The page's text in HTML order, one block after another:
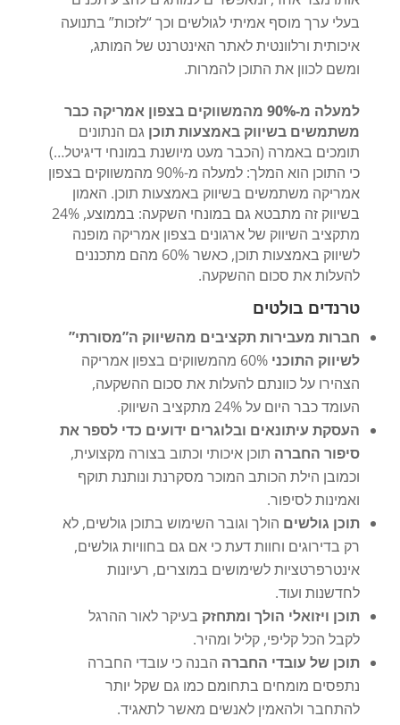
בעלי ערך מוסף אמיתי לגולשים וכך “לזכות” בתנועה
איכותית ורלוונטית לאתר האינטרנט של המותג,
ומשם לכוון את התוכן להמרות.
למעלה מ-90% מהמשווקים בצפון אמריקה כבר
משתמשים בשיווק באמצעות תוכן גם הנתונים
תומכים באמרה (הכבר מעט מיושנת במונחי דיגיטל…)
כי התוכן הוא המלך: למעלה מ-90% מהמשווקים בצפון
אמריקה משתמשים בשיווק באמצעות תוכן. האמון
בשיווק זה מתבטא גם במונחי השקעה: בממוצע, 24%
מתקציב השיווק של ארגונים בצפון אמריקה מופנה
לשיווק באמצעות תוכן, כאשר 60% מהם מתכננים
להעלות את סכום ההשקעה.
טרנדים בולטים
חברות מעבירות תקציבים מהשיווק ה”מסורתי”
לשיווק התוכני
60% מהמשווקים בצפון אמריקה
הצהירו על כוונתם להעלות את סכום ההשקעה,
העומד כבר היום על 24% מתקציב השיווק.
העסקת עיתונאים ובלוגרים ידועים כדי לספר את
סיפור החברה תוכן איכותי וכתוב בצורה מקצועית,
וכמובן הילת הכותב המוכר מסקרנת ונותנת תוקף
ואמינות לסיפור.
תוכן גולשים הולך וגובר השימוש בתוכן גולשים, לא
רק בדירוגים וחוות דעת כי אם גם בחוויות גולשים,
אינטרפרטציות לשימושים במוצרים, רעיונות
לחדשנות ועוד.
תוכן ויזואלי הולך ומתחזק בעיקר לאור ההרגל
לקבל הכל קליפי, קליל ומהיר.
תוכן של עובדי החברה הבנה כי עובדי החברה
נתפסים מומחים בתחומם כמו גם שקל יותר
להתחבר ולהאמין לאנשים מאשר לתאגיד.